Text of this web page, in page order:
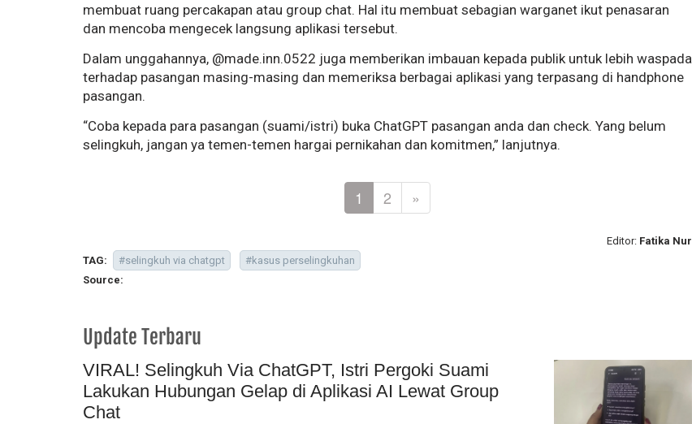
membuat ruang percakapan atau group chat. Hal itu membuat sebagian warganet ikut penasaran
dan mencoba mengecek langsung aplikasi tersebut.
Dalam unggahannya, @made.inn.0522 juga memberikan imbauan kepada publik untuk lebih waspada
terhadap pasangan masing-masing dan memeriksa berbagai aplikasi yang terpasang di handphone
pasangan.
“Coba kepada para pasangan (suami/istri) buka ChatGPT pasangan anda dan check. Yang belum
selingkuh, jangan ya temen-temen hargai pernikahan dan komitmen,” lanjutnya.
1 2 »
Editor: Fatika Nur
TAG:
#selingkuh via chatgpt
#kasus perselingkuhan
Source:
Update Terbaru
VIRAL! Selingkuh Via ChatGPT, Istri Pergoki Suami
Lakukan Hubungan Gelap di Aplikasi AI Lewat Group
Chat